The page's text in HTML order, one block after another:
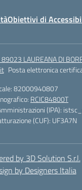
Obiettivi di
LAUREANA DI
Posta elettronica
82000940807
RCIC84800T
(IPA):
(CUF): UF3A7N
by 3D Solution S.r.l.
by Designers Italia